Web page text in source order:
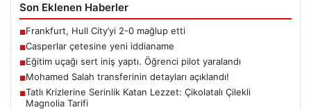
Son Eklenen Haberler
■Frankfurt, Hull City’yi 2-0 mağlup etti
■Casperlar çetesine yeni iddianame
■Eğitim uçağı sert iniş yaptı. Öğrenci pilot yaralandı
■Mohamed Salah transferinin detayları açıklandı!
■Tatlı Krizlerine Serinlik Katan Lezzet: Çikolatalı Çilekli
Magnolia Tarifi